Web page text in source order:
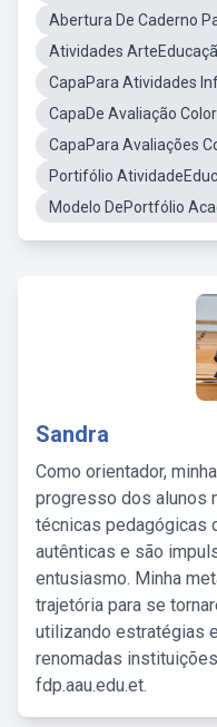
Abertura De Caderno
Atividades
CapaPara Atividades
CapaDe Avaliação
CapaPara Avaliações
Portifólio
Modelo DePortfólio
Sandra
Como orientador,
progresso dos alunos
técnicas pedagógicas
autênticas e são
entusiasmo. Minha
trajetória para se
utilizando estratégias
renomadas
fdp.aau.edu.et.